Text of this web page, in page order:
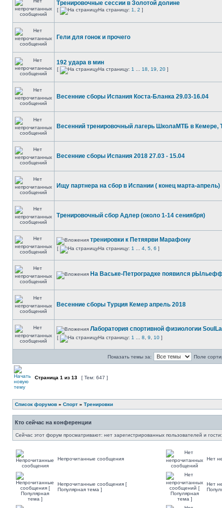
Тренировочные сессии в Золотой долине
[ На страницу: 1 2 ]
Гели для гонок и прочего
192 удара в мин
[ На страницу: 1 18 19 20 ]
Весенние сборы Испания Коста-Бланка 29.03-16.04
Весенний тренировочный лагерь ШколаМТБ в Кемере,
Весенние сборы Испания 2018 27.03 - 15.04
Ищу партнера на сбор в Испании ( конец марта-апрель)
Тренировочный сбор Адлер (около 1-14 сениября)
тренировки к Петяярви Марафону
[ На страницу: 1 4 5 6 ]
На Ваське-Петроградке появился
Весенние сборы Турция Кемер апрель 2018
Лаборатория спортивной физиологии
[ На страницу: 1 8 9 10 ]
Показать темы за: Поле
Страница 1 из 13 [ Тем: 647 ]
Список форумов » Спорт » Тренировки
Кто сейчас на конференции
Сейчас этот форум просматривают: нет зарегистрированных пользователей и
Непрочитанные сообщения Нет
Непрочитанные сообщения [
Популярная тема ]
Нет